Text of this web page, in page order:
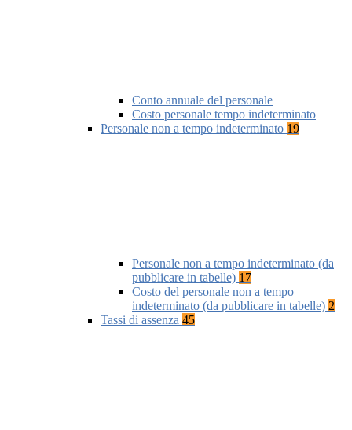
Conto annuale del personale
Costo personale tempo indeterminato
Personale non a tempo indeterminato 19
Personale non a tempo indeterminato (da
pubblicare in tabelle) 17
Costo del personale non a tempo
indeterminato (da pubblicare in tabelle) 2
Tassi di assenza 45